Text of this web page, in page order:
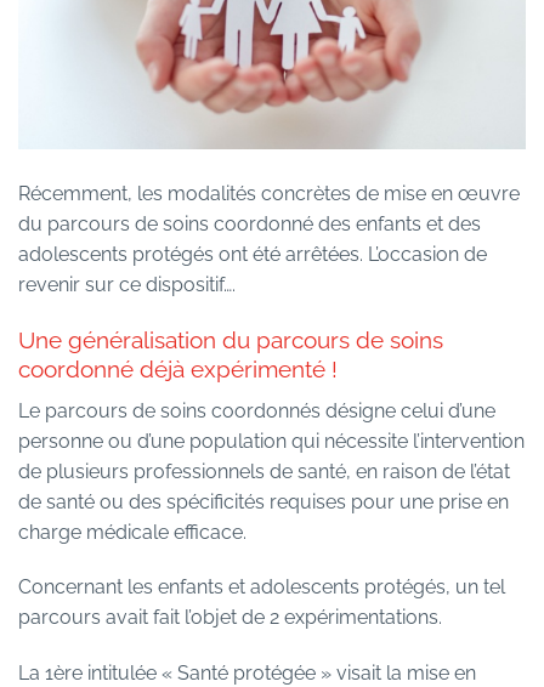
Récemment, les modalités concrètes de mise en œuvre
du parcours de soins coordonné des enfants et des
adolescents protégés ont été arrêtées. L’occasion de
revenir sur ce dispositif….
Une généralisation du parcours de soins
coordonné déjà expérimenté !
Le parcours de soins coordonnés désigne celui d’une
personne ou d’une population qui nécessite l’intervention
de plusieurs professionnels de santé, en raison de l’état
de santé ou des spécificités requises pour une prise en
charge médicale efficace.
Concernant les enfants et adolescents protégés, un tel
parcours avait fait l’objet de 2 expérimentations.
La 1ère intitulée « Santé protégée » visait la mise en